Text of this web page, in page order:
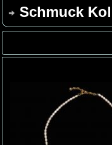
Schmuck